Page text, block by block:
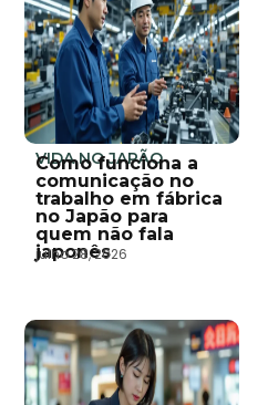
VIDA NO JAPÃO
Como funciona a
comunicação no
trabalho em fábrica
no Japão para
quem não fala
japonês
julho 28, 2026